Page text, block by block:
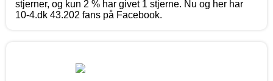
stjerner, og kun 2 % har givet 1 stjerne. Nu og her har
10-4.dk 43.202 fans på Facebook.